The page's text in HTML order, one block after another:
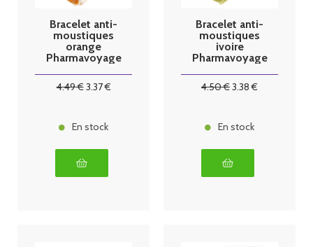
Bracelet anti-
moustiques
orange
Pharmavoyage
4.49€3.37€
En stock
Bracelet anti-
moustiques
ivoire
Pharmavoyage
4.50€3.38 €
En stock